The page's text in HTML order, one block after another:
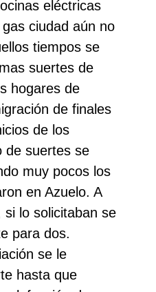
eléctricas
ciudad aún no
tiempos se
suertes de
hogares de
de finales
de los
de suertes se
muy pocos los
en Azuelo. A
si lo solicitaban se
para dos.
se le
hasta que